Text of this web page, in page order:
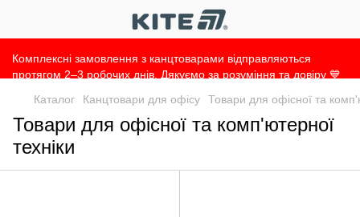
Комплексні замовлення з канцтоварами відправляються
протягом 2–3 робочих днів. Дякуємо за розуміння та довіру 💙
Каталог
Канцтовари для офісу Товари для офісної та
Товари для офісної та комп'ютерної
техніки